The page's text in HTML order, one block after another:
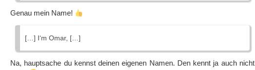
Genau mein Name!
[…] I‘m Omar, […]
Na, hauptsache du kennst deinen eigenen Namen. Den kennt ja auch nicht